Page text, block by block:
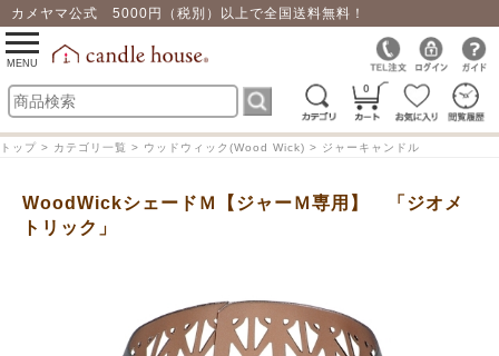
カメヤマ公式 5000円（税別）以上で全国送料無料！
0
toggle
navigation
MENU
トップ > カテゴリ一覧 > ウッドウィック(Wood Wick) > ジャーキャンドル
WoodWickシェードＭ【ジャーＭ専用】 「ジオメ
トリック」